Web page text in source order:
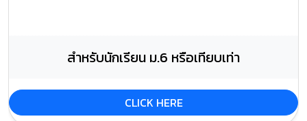
สำหรับนักเรียน ม.6 หรือเทียบเท่า
CLICK HERE